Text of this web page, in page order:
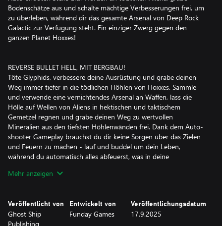
Bodenschätze aus und schalte mächtige Verbesserungen frei, um
zu überleben, während dir das gesamte Arsenal von Deep Rock
Galactic zur Verfügung steht. Ein einziger Zwerg gegen den
ganzen Planet Hoxxes!
REVERSE BULLET HELL, MIT BERGBAU!
Töte Glyphids, verbessere deine Ausrüstung und grabe deinen
Weg immer tiefer in die tödlichen Höhlen von Hoxxes. Sammle
und verwende eine vernichtendes Arsenal an Waffen, lass die
Hölle auf Wellen von Aliens in hektischen und taktischem
Gemetzel regnen und grabe deinen Weg zu wertvollen
Mineralien aus den tiefsten Höhlenwänden frei. Dank dem Auto-
shooter Gameplay brauchst du dir keine Sorgen über das Zielen
und Feuern zu machen - lauf und buddel um dein Leben,
während du automatisch alles abfeuerst, was in deine
Galactic gewohnt bist.
Mehr anzeigen
Veröffentlicht von
Ghost Ship
Publishing
Entwickelt von
Funday Games
Veröffentlichungsdatum
17.9.2025